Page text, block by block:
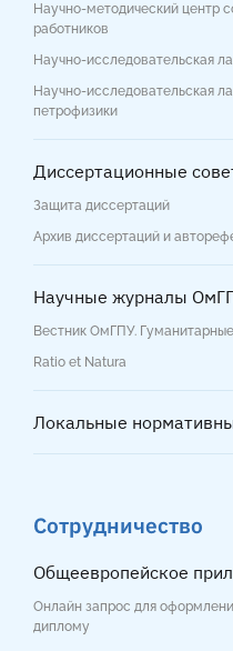
Научно-методический центр
работников
Научно-исследовательская
Научно-исследовательская
петрофизики
Диссертационные
Защита диссертаций
Архив диссертаций и
Научные журналы
Вестник ОмГПУ.
Ratio et Natura
Локальные
Сотрудничество
Общеевропейское
Онлайн запрос для
диплому